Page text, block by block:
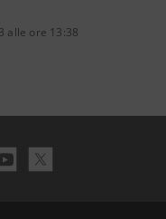
alle ore 13:38